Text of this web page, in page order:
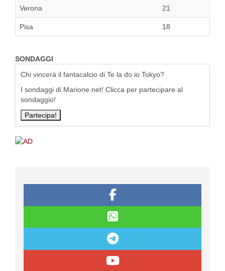
Verona 21
Pisa 18
SONDAGGI
Chi vincerà il fantacalcio di Te la do io Tokyo?
I sondaggi di Marione.net! Clicca per partecipare al
sondaggio!